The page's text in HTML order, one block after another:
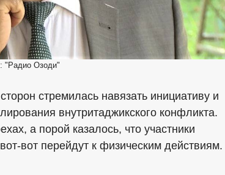
"Радио Озоди"
стремилась навязать инициативу и
внутритаджикского конфликта.
а порой казалось, что участники
вот перейдут к физическим действиям.